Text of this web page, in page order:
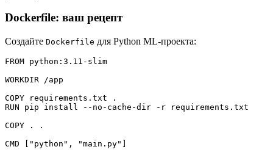
Dockerfile: ваш рецепт
Создайте Dockerfile для Python ML-проекта:
FROM python:3.11-slim
WORKDIR /app
COPY requirements.txt .
RUN pip install --no-cache-dir -r requirements.txt
COPY . .
CMD ["python", "main.py"]